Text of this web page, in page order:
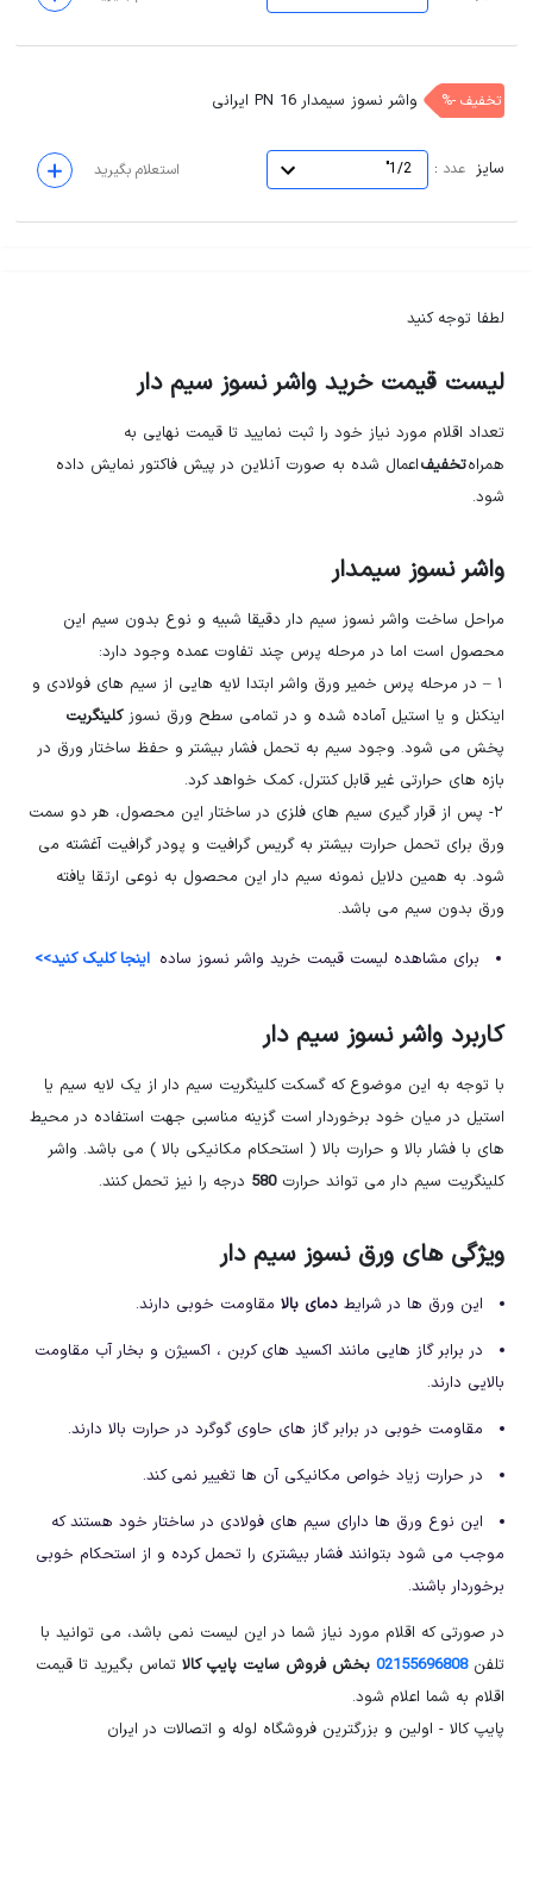
تخفیف -% واشر نسوز سیمدار PN 16 ایرانی
سایز عدد :
1/2" استعلام بگیرید
لطفا توجه کنید
لیست قیمت خرید واشر نسوز سیم دار
تعداد اقلام مورد نیاز خود را ثبت نمایید تا قیمت نهایی به
همراهتخفیفاعمال شده به صورت آنلاین در پیش فاکتور نمایش داده
شود.
واشر نسوز سیمدار
مراحل ساخت واشر نسوز سیم دار دقیقا شبیه و نوع بدون سیم این
محصول است اما در مرحله پرس چند تفاوت عمده وجود دارد:
۱ – در مرحله پرس خمیر ورق واشر ابتدا لایه هایی از سیم های فولادی و
اینکنل و یا استیل آماده شده و در تمامی سطح ورق نسوزکلینگریت
پخش می شود. وجود سیم به تحمل فشار بیشتر و حفظ ساختار ورق در
بازه های حرارتی غیر قابل کنترل، کمک خواهد کرد.
۲- پس از قرار گیری سیم های فلزی در ساختار این محصول، هر دو سمت
ورق برای تحمل حرارت بیشتر به گریس گرافیت و پودر گرافیت آغشته می
شود. به همین دلایل نمونه سیم دار این محصول به نوعی ارتقا یافته
ورق بدون سیم می باشد.
برای مشاهده لیست قیمت خرید واشر نسوز ساده اینجا کلیک کنید>>
کاربرد واشر نسوز سیم دار
با توجه به این موضوع که گسکت کلینگریت سیم دار از یک لایه سیم یا
استیل در میان خود برخوردار است گزینه مناسبی جهت استفاده در محیط
های با فشار بالا و حرارت بالا ( استحکام مکانیکی بالا ) می باشد. واشر
کلینگریت سیم دار می تواند حرارت580 درجه را نیز تحمل کنند.
ویژگی های ورق نسوز سیم دار
این ورق ها در شرایط دمای بالا مقاومت خوبی دارند.
در برابر گاز هایی مانند اکسید های کربن ، اکسیژن و بخار آب مقاومت
بالایی دارند.
مقاومت خوبی در برابر گاز های حاوی گوگرد در حرارت بالا دارند.
در حرارت زیاد خواص مکانیکی آن ها تغییر نمی کند.
این نوع ورق ها دارای سیم های فولادی در ساختار خود هستند که
موجب می شود بتوانند فشار بیشتری را تحمل کرده و از استحکام خوبی
برخوردار باشند.
در صورتی که اقلام مورد نیاز شما در این لیست نمی باشد، می توانید با
تلفن02155696808 بخش فروش سایت پایپ کالا تماس بگیرید تا قیمت
اقلام به شما اعلام شود.
پایپ کالا - اولین و بزرگترین فروشگاه لوله و اتصالات در ایران